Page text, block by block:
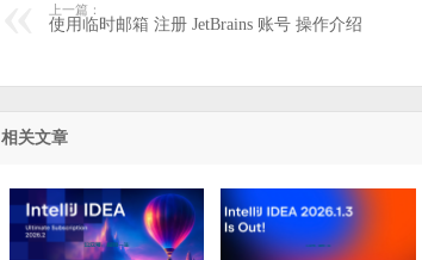
上一篇：
使用临时邮箱 注册 JetBrains 账号 操作介绍
相关文章